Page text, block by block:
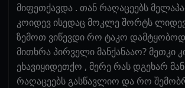
მიფეთქავდა . თან რაღაცეებს
კოიდევ ისედაც მოკლე შორტს
ზემოთ ვიწევდი რო ტაკო
მითხრა პირველი მანქანააო? მეთკი
ეხავიყიდეთქო , მერე რას დგეხარ
რაღაცეებს გასწავლიო და რო